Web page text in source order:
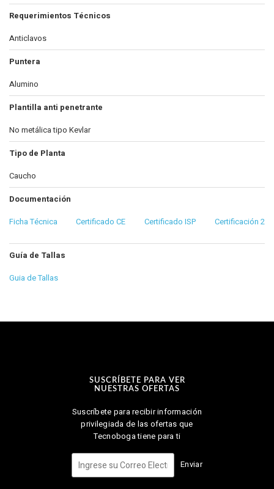
Requerimientos Técnicos
Anticlavos
Puntera
Alumino
Plantilla anti penetrante
No metálica tipo Kevlar
Tipo de Planta
Caucho
Documentación
Ficha Técnica
Certificado CE Certificado ISP Certificación 2
Guía de Tallas
Guia de Tallas
SUSCRÍBETE PARA VER
NUESTRAS OFERTAS
Suscríbete para recibir información
privilegiada de las ofertas que
Tecnoboga tiene para ti
Enviar